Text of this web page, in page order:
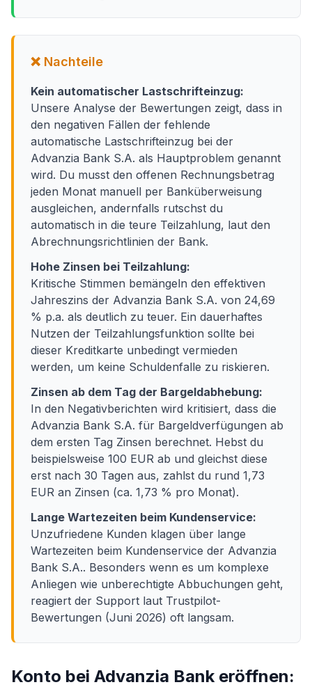
❌ Nachteile
Kein automatischer Lastschrifteinzug:
Unsere Analyse der Bewertungen zeigt, dass in
den negativen Fällen der fehlende
automatische Lastschrifteinzug bei der
Advanzia Bank S.A. als Hauptproblem genannt
wird. Du musst den offenen Rechnungsbetrag
jeden Monat manuell per Banküberweisung
ausgleichen, andernfalls rutschst du
automatisch in die teure Teilzahlung, laut den
Abrechnungsrichtlinien der Bank.
Hohe Zinsen bei Teilzahlung:
Kritische Stimmen bemängeln den effektiven
Jahreszins der Advanzia Bank S.A. von 24,69
% p.a. als deutlich zu teuer. Ein dauerhaftes
Nutzen der Teilzahlungsfunktion sollte bei
dieser Kreditkarte unbedingt vermieden
werden, um keine Schuldenfalle zu riskieren.
Zinsen ab dem Tag der Bargeldabhebung:
In den Negativberichten wird kritisiert, dass die
Advanzia Bank S.A. für Bargeldverfügungen ab
dem ersten Tag Zinsen berechnet. Hebst du
beispielsweise 100 EUR ab und gleichst diese
erst nach 30 Tagen aus, zahlst du rund 1,73
EUR an Zinsen (ca. 1,73 % pro Monat).
Lange Wartezeiten beim Kundenservice:
Unzufriedene Kunden klagen über lange
Wartezeiten beim Kundenservice der Advanzia
Bank S.A.. Besonders wenn es um komplexe
Anliegen wie unberechtigte Abbuchungen geht,
reagiert der Support laut Trustpilot-
Bewertungen (Juni 2026) oft langsam.
Konto bei Advanzia Bank eröffnen: